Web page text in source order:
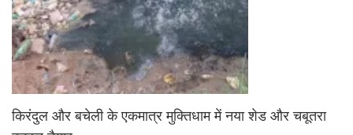
किरंदुल और बचेली के एकमात्र मुक्तिधाम में नया शेड और चबूतरा